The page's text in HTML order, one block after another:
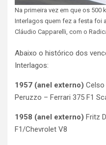
Na primeira vez em que os
Interlagos quem fez a festa foi
Cláudio Capparelli, com o
Abaixo o histórico dos
Interlagos:
1957 (anel externo) Celso
Peruzzo – Ferrari 375 F1
1958 (anel externo) Fritz
F1/Chevrolet V8